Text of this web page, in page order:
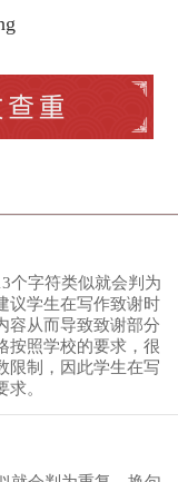
个字符类似就会判为
议学生在写作致谢时
容从而导致致谢部分
按照学校的要求，很
限制，因此学生在写
。